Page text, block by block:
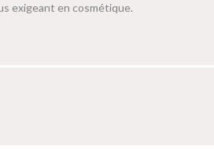
exigeant en cosmétique.